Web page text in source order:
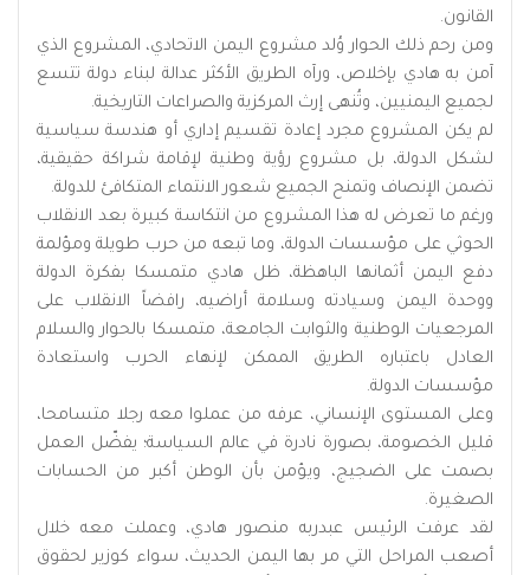
القانون.
ومن رحم ذلك الحوار وُلد مشروع اليمن الاتحادي، المشروع الذي
آمن به هادي بإخلاص، ورآه الطريق الأكثر عدالة لبناء دولة تتسع
لجميع اليمنيين، وتُنهى إرث المركزية والصراعات التاريخية.
لم يكن المشروع مجرد إعادة تقسيم إداري أو هندسة سياسية
لشكل الدولة، بل مشروع رؤية وطنية لإقامة شراكة حقيقية،
تضمن الإنصاف وتمنح الجميع شعور الانتماء المتكافئ للدولة.
ورغم ما تعرض له هذا المشروع من انتكاسة كبيرة بعد الانقلاب
الحوثي على مؤسسات الدولة، وما تبعه من حرب طويلة ومؤلمة
دفع اليمن أثمانها الباهظة، ظل هادي متمسكا بفكرة الدولة
ووحدة اليمن وسيادته وسلامة أراضيه، رافضاً الانقلاب على
المرجعيات الوطنية والثوابت الجامعة، متمسكا بالحوار والسلام
العادل باعتباره الطريق الممكن لإنهاء الحرب واستعادة
مؤسسات الدولة.
وعلى المستوى الإنساني، عرفه من عملوا معه رجلا متسامحا،
قليل الخصومة، بصورة نادرة في عالم السياسة؛ يفضّل العمل
بصمت على الضجيج، ويؤمن بأن الوطن أكبر من الحسابات
الصغيرة.
لقد عرفت الرئيس عبدربه منصور هادي، وعملت معه خلال
أصعب المراحل التي مر بها اليمن الحديث، سواء كوزير لحقوق